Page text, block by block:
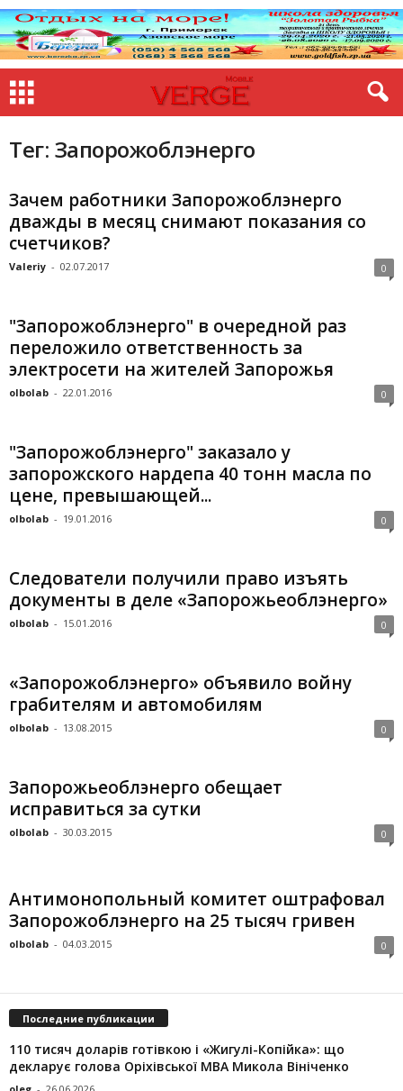
Тег: Запорожоблэнерго
Зачем работники Запорожоблэнерго
дважды в месяц снимают показания со
счетчиков?
Valeriy - 02.07.2017 0
"Запорожоблэнерго" в очередной раз
переложило ответственность за
электросети на жителей Запорожья
olbolab - 22.01.2016 0
"Запорожоблэнерго" заказало у
запорожского нардепа 40 тонн масла по
цене, превышающей...
olbolab - 19.01.2016 0
Следователи получили право изъять
документы в деле «Запорожьеоблэнерго»
olbolab - 15.01.2016 0
«Запорожоблэнерго» объявило войну
грабителям и автомобилям
olbolab - 13.08.2015 0
Запорожьеоблэнерго обещает
исправиться за сутки
olbolab - 30.03.2015 0
Антимонопольный комитет оштрафовал
Запорожоблэнерго на 25 тысяч гривен
olbolab - 04.03.2015 0
Последние публикации
110 тисяч доларів готівкою і «Жигулі-Копійка»: що
декларує голова Оріхівської МВА Микола Вініченко